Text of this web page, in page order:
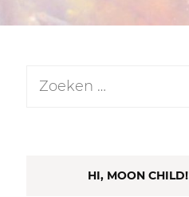
Zoeken
HI, MOON CHILD!